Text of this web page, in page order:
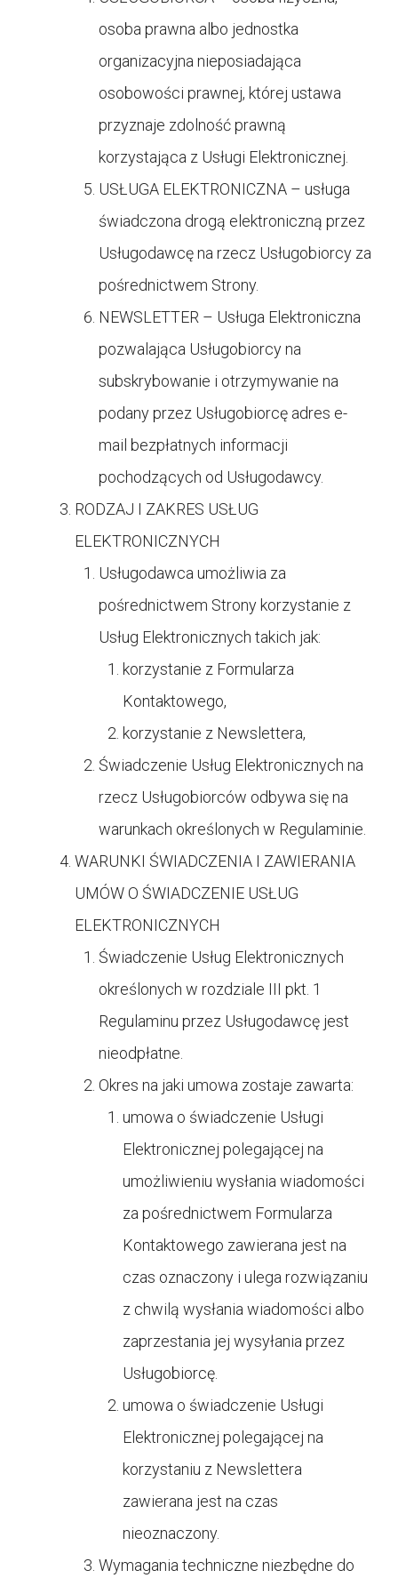
osoba prawna albo jednostka
organizacyjna nieposiadająca
osobowości prawnej, której ustawa
przyznaje zdolność prawną
korzystająca z Usługi Elektronicznej.
USŁUGA ELEKTRONICZNA – usługa
świadczona drogą elektroniczną przez
Usługodawcę na rzecz Usługobiorcy za
pośrednictwem Strony.
NEWSLETTER – Usługa Elektroniczna
pozwalająca Usługobiorcy na
subskrybowanie i otrzymywanie na
podany przez Usługobiorcę adres e-
mail bezpłatnych informacji
pochodzących od Usługodawcy.
RODZAJ I ZAKRES USŁUG
ELEKTRONICZNYCH
Usługodawca umożliwia za
pośrednictwem Strony korzystanie z
Usług Elektronicznych takich jak:
korzystanie z Formularza
Kontaktowego,
korzystanie z Newslettera,
Świadczenie Usług Elektronicznych na
rzecz Usługobiorców odbywa się na
warunkach określonych w Regulaminie.
WARUNKI ŚWIADCZENIA I ZAWIERANIA
UMÓW O ŚWIADCZENIE USŁUG
ELEKTRONICZNYCH
Świadczenie Usług Elektronicznych
określonych w rozdziale III pkt. 1
Regulaminu przez Usługodawcę jest
nieodpłatne.
Okres na jaki umowa zostaje zawarta:
umowa o świadczenie Usługi
Elektronicznej polegającej na
umożliwieniu wysłania wiadomości
za pośrednictwem Formularza
Kontaktowego zawierana jest na
czas oznaczony i ulega rozwiązaniu
z chwilą wysłania wiadomości albo
zaprzestania jej wysyłania przez
Usługobiorcę.
umowa o świadczenie Usługi
Elektronicznej polegającej na
korzystaniu z Newslettera
zawierana jest na czas
nieoznaczony.
Wymagania techniczne niezbędne do